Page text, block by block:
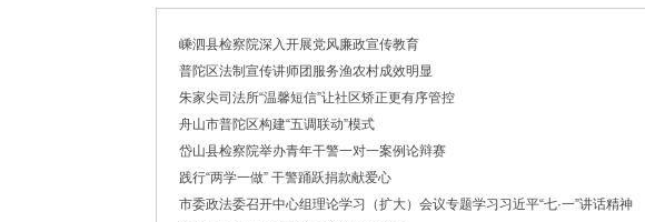
·中共舟山市委政法委员会招聘公告
·市委政法工作会议召开 梁雪冬讲话
·中共浙江省委常委、政法委书记王成国致全省政法干警的新春贺词
·市委政法委机关召开年度考核会
·梁雪冬带队开展春节前安全督导检查工作
·法治日报｜探索构建海上“融治理”模式
·中共舟山市委政法委员会招聘公告
·抽奖赢福袋｜2024我与平安舟山的温暖点滴
嵊泗县检察院深入开展党风廉政宣传教育
普陀区法制宣传讲师团服务渔农村成效明显
朱家尖司法所“温馨短信”让社区矫正更有序管控
舟山市普陀区构建“五调联动”模式
岱山县检察院举办青年干警一对一案例论辩赛
践行“两学一做” 干警踊跃捐款献爱心
市委政法委召开中心组理论学习（扩大）会议专题学习习近平“七·一”讲话精神